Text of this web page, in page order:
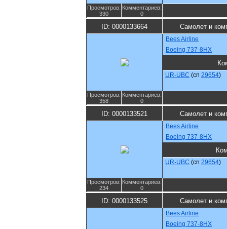
Просмотров:
330
Комментариев:
0
ID: 0000133664 Самолет и
Bees Airline
Boeing 737-8HX
UR-UBC (cn 29654)
Просмотров:
358
Комментариев:
0
ID: 0000133521 Самолет и
Bees Airline
Boeing 737-8HX
UR-UBC (cn 29654)
Просмотров:
234
Комментариев:
0
ID: 0000133525 Самолет и
Bees Airline
Boeing 737-8HX